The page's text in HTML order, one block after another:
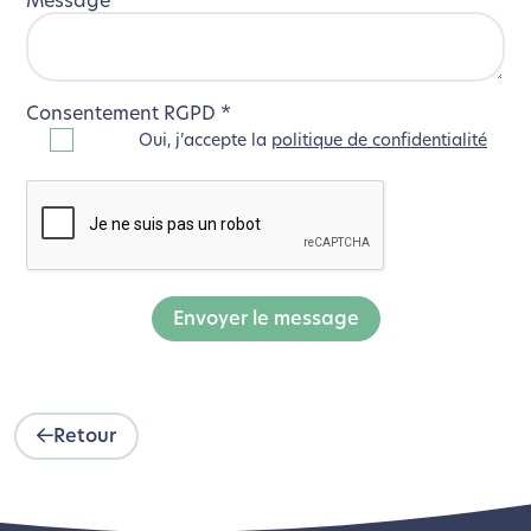
Consentement RGPD *
Oui, j’accepte la politique de confidentialité
Envoyer le message
Retour